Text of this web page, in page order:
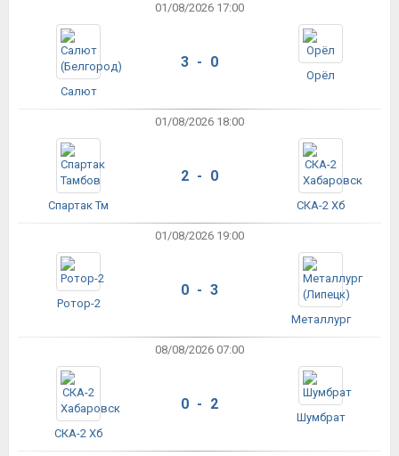
01/08/2026 17:00
Салют
3 - 0
Орёл
01/08/2026 18:00
Спартак Тм
2 - 0
СКА-2 Хб
01/08/2026 19:00
Ротор-2
0 - 3
Металлург
08/08/2026 07:00
СКА-2 Хб
0 - 2
Шумбрат